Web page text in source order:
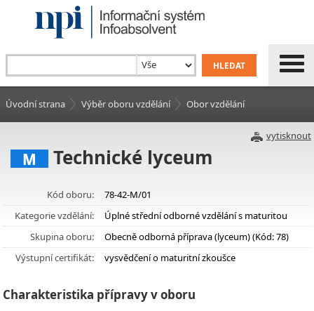
Úvodní strana Výběr oboru vzdělání Obor vzdělání
vytisknout
M Technické lyceum
Kód oboru:
78-42-M/01
Kategorie vzdělání:
Úplné střední odborné vzdělání s maturitou
Skupina oboru:
Obecně odborná příprava (lyceum) (Kód: 78)
Výstupní certifikát:
vysvědčení o maturitní zkoušce
Charakteristika přípravy v oboru